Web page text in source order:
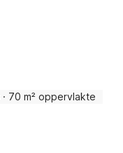
· 70 m² oppervlakte